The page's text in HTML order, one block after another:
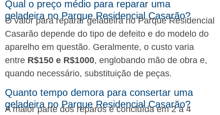
Qual o preço médio para reparar uma
geladeira no Parque Residencial Casarão?
O valor para reparar geladeira no Parque Residencial
Casarão depende do tipo de defeito e do modelo do
aparelho em questão. Geralmente, o custo varia
entre R$150 e R$1000, englobando mão de obra e,
quando necessário, substituição de peças.
Quanto tempo demora para consertar uma
geladeira no Parque Residencial Casarão?
A maior parte dos reparos é concluída em 2 a 4